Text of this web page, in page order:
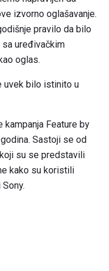
izvorno oglašavanje.
pravilo da bilo
uređivačkim
oglas.
uvek bilo istinito u
kampanja Feature by
Sastoji se od
su se predstavili
kako su koristili